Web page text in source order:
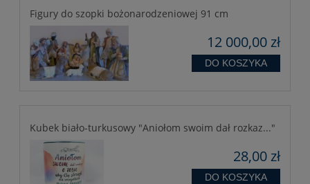
Figury do szopki bożonarodzeniowej 91 cm
12 000,00 zł
DO KOSZYKA
Kubek biało-turkusowy "Aniołom swoim dał rozkaz..."
28,00 zł
DO KOSZYKA